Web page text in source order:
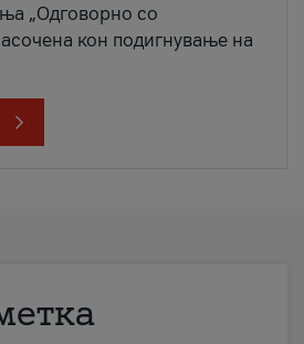
„Одговорно со
кон подигнување на